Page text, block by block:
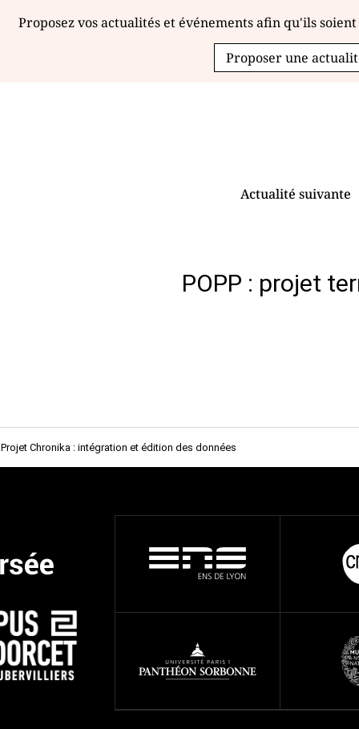
Proposez vos actualités et événements afin qu'ils
Proposer une
Actualité suivante
POPP : projet
Projet Chronika : intégration et édition des données